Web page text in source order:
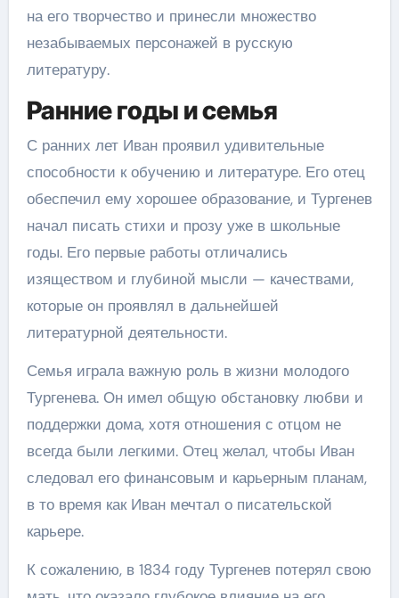
на его творчество и принесли множество
незабываемых персонажей в русскую
литературу.
Ранние годы и семья
С ранних лет Иван проявил удивительные
способности к обучению и литературе. Его отец
обеспечил ему хорошее образование, и Тургенев
начал писать стихи и прозу уже в школьные
годы. Его первые работы отличались
изяществом и глубиной мысли — качествами,
которые он проявлял в дальнейшей
литературной деятельности.
Семья играла важную роль в жизни молодого
Тургенева. Он имел общую обстановку любви и
поддержки дома, хотя отношения с отцом не
всегда были легкими. Отец желал, чтобы Иван
следовал его финансовым и карьерным планам,
в то время как Иван мечтал о писательской
карьере.
К сожалению, в 1834 году Тургенев потерял свою